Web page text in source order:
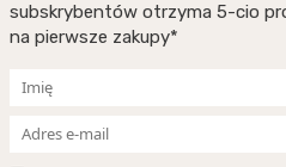
subskrybentów otrzyma 5-cio
na pierwsze zakupy*